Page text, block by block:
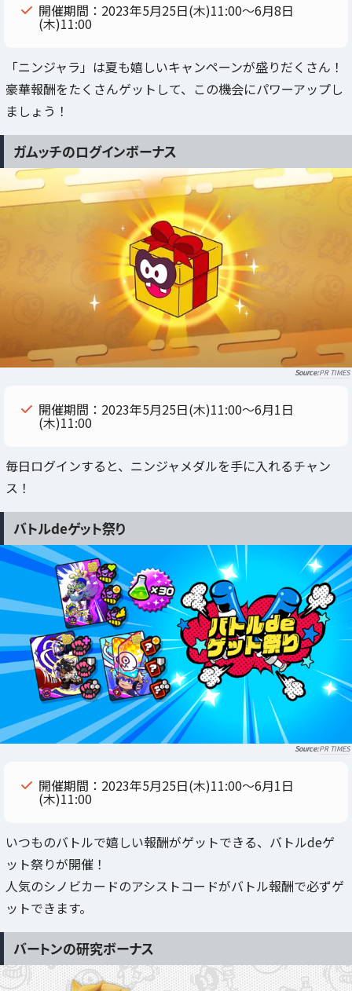
開催期間：2023年5月25日(木)11:00～6月8日
(木)11:00
「ニンジャラ」は夏も嬉しいキャンペーンが盛りだくさん！
豪華報酬をたくさんゲットして、この機会にパワーアップし
ましょう！
ガムッチのログインボーナス
PR TIMES
開催期間：2023年5月25日(木)11:00～6月1日
(木)11:00
毎日ログインすると、ニンジャメダルを手に入れるチャン
ス！
バトルdeゲット祭り
PR TIMES
開催期間：2023年5月25日(木)11:00～6月1日
(木)11:00
いつものバトルで嬉しい報酬がゲットできる、バトルdeゲ
ット祭りが開催！
人気のシノビカードのアシストコードがバトル報酬で必ずゲ
ットできます。
バートンの研究ボーナス